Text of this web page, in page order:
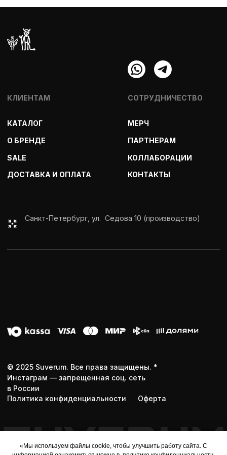
«Мы используем файлы cookie, чтобы улучшить работу сайта. С